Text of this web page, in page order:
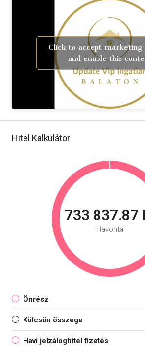
Click to accept marketing
and enable this
Hitel Kalkulátor
733 837.87
Havonta
Önrész
Kölcsön összege
Havi jelzáloghitel fizetés